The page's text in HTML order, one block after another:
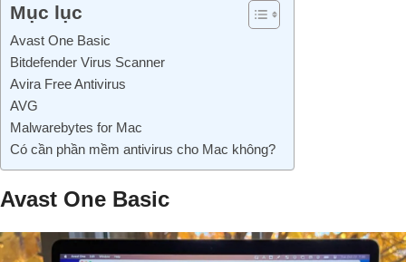
Mục lục
Avast One Basic
Bitdefender Virus Scanner
Avira Free Antivirus
AVG
Malwarebytes for Mac
Có cần phần mềm antivirus cho Mac không?
Avast One Basic